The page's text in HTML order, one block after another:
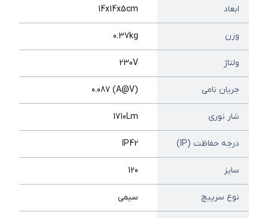
ابعاد 14x14x5cm
وزن 0.37kg
ولتاژ 230V
جریان نامی (A@V) 0.087
شار نوری 1710Lm
درجه حفاظت (IP) IP42
سایز 120
نوع سرپیچ سیمی